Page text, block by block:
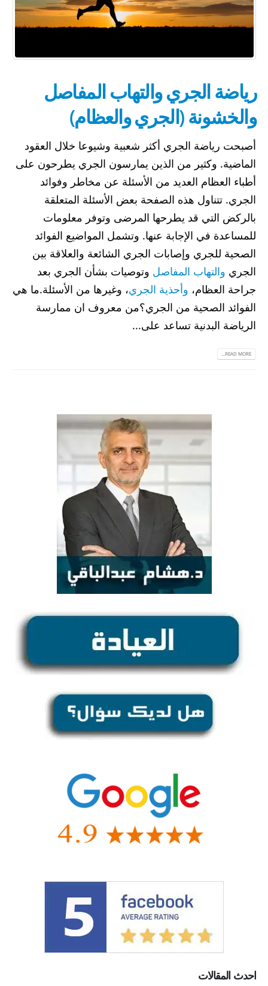
رياضة الجري والتهاب المفاصل
والخشونة (الجري والعظام)
أصبحت رياضة الجري أكثر شعبية وشيوعا خلال العقود
الماضية. وكثير من الذين يمارسون الجري يطرحون على
أطباء العظام العديد من الأسئلة عن مخاطر وفوائد
الجري. تتناول هذه الصفحة بعض الأسئلة المتعلقة
بالركض التي قد يطرحها المرضى وتوفر معلومات
للمساعدة في الإجابة عنها. وتشمل المواضيع الفوائد
الصحية للجري وإصابات الجري الشائعة والعلاقة بين
الجري والتهاب المفاصل وتوصيات بشأن الجري بعد
جراحة العظام، وأحذية الجري، وغيرها من الأسئلة.ما هي
الفوائد الصحية من الجري؟من معروف ان ممارسة
الرياضة البدنية تساعد على...
READ MORE...
احدث المقالات